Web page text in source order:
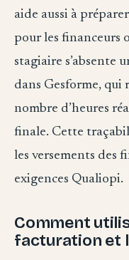
aide aussi à
pour les financeurs
stagiaire s’absente
dans Gesforme, qui
nombre d’heures
finale. Cette
les versements des
exigences Qualiopi.
Comment
facturation et